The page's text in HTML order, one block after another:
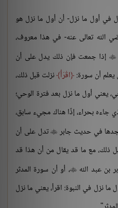
في أول ما نزل- أن أول ما نزل هو
الله تعالى عنه- في هذا معروف،
 إذا جمعت فإن ذلك يدل على أن
يعلم أن سورة: اقْرَأْ نزلت قبل ذلك،
يعني أول ما نزل بعد فترة الوحي؛
جاءه بحراء، إذًا هناك مجيء سابق،
في حديث جابر تدل على أن
ذلك، مع ما قد يقال من أن هذا قد
بن عبد الله، أو أن سورة المدثر
نزل في النبوة: اقرأ، يعني ما نزل